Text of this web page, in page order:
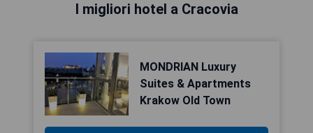
I migliori hotel a Cracovia
MONDRIAN Luxury
Suites & Apartments
Krakow Old Town